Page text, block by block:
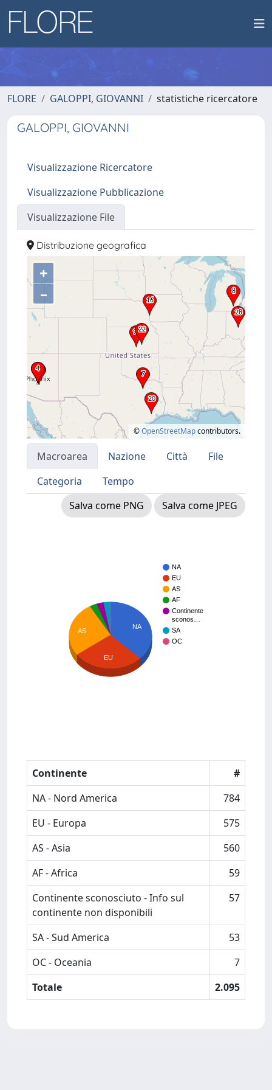
FLORE GALOPPI, GIOVANNI statistiche ricercatore
GALOPPI, GIOVANNI
Visualizzazione Ricercatore
Visualizzazione Pubblicazione
Visualizzazione File
Distribuzione geografica
+
–
©OpenStreetMapcontributors.
Macroarea Nazione Città
File
Categoria
Tempo
Salva come PNG
Salva come JPEG
NA
EU
AS
AF
Continente
sconos…
SA
OC
NA
AS
EU
Continente
#
NA - Nord America
784
EU - Europa
575
AS - Asia
560
AF - Africa
59
Continente sconosciuto - Info sul
continente non disponibili
57
SA - Sud America
53
OC - Oceania
7
Totale
2.095